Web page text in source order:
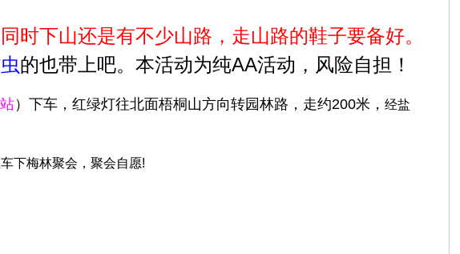
时下山还是有不少山路，走山路的鞋子要备好。
的也带上吧。本活动为纯AA活动，风险自担！
）下车，红绿灯往北面梧桐山方向转园林路，走约200米，经盐
下梅林聚会，聚会自愿!